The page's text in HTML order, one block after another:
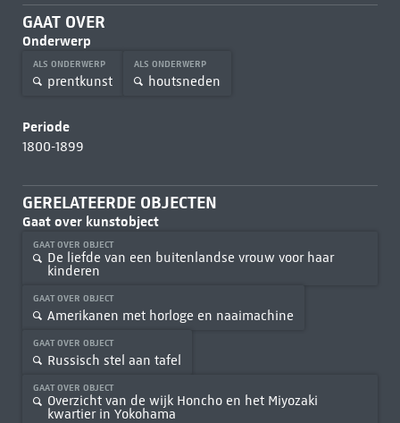
GAAT OVER
Onderwerp
ALS ONDERWERP
prentkunst
ALS ONDERWERP
houtsneden
Periode
1800-1899
GERELATEERDE OBJECTEN
Gaat over kunstobject
GAAT OVER OBJECT
De liefde van een buitenlandse vrouw voor haar
kinderen
GAAT OVER OBJECT
Amerikanen met horloge en naaimachine
GAAT OVER OBJECT
Russisch stel aan tafel
GAAT OVER OBJECT
Overzicht van de wijk Honcho en het Miyozaki
kwartier in Yokohama